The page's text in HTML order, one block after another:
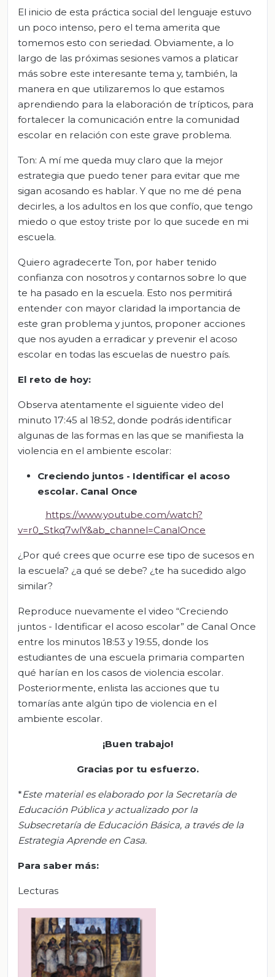
El inicio de esta práctica social del lenguaje estuvo
un poco intenso, pero el tema amerita que
tomemos esto con seriedad. Obviamente, a lo
largo de las próximas sesiones vamos a platicar
más sobre este interesante tema y, también, la
manera en que utilizaremos lo que estamos
aprendiendo para la elaboración de trípticos, para
fortalecer la comunicación entre la comunidad
escolar en relación con este grave problema.
Ton: A mí me queda muy claro que la mejor
estrategia que puedo tener para evitar que me
sigan acosando es hablar. Y que no me dé pena
decirles, a los adultos en los que confío, que tengo
miedo o que estoy triste por lo que sucede en mi
escuela.
Quiero agradecerte Ton, por haber tenido
confianza con nosotros y contarnos sobre lo que
te ha pasado en la escuela. Esto nos permitirá
entender con mayor claridad la importancia de
este gran problema y juntos, proponer acciones
que nos ayuden a erradicar y prevenir el acoso
escolar en todas las escuelas de nuestro país.
El reto de hoy:
Observa atentamente el siguiente video del
minuto 17:45 al 18:52, donde podrás identificar
algunas de las formas en las que se manifiesta la
violencia en el ambiente escolar:
Creciendo juntos - Identificar el acoso
escolar. Canal Once
https://www.youtube.com/watch?
v=r0_Stkq7wlY&ab_channel=CanalOnce
¿Por qué crees que ocurre ese tipo de sucesos en
la escuela? ¿a qué se debe? ¿te ha sucedido algo
similar?
Reproduce nuevamente el video “Creciendo
juntos - Identificar el acoso escolar” de Canal Once
entre los minutos 18:53 y 19:55, donde los
estudiantes de una escuela primaria comparten
qué harían en los casos de violencia escolar.
Posteriormente, enlista las acciones que tu
tomarías ante algún tipo de violencia en el
ambiente escolar.
¡Buen trabajo!
Gracias por tu esfuerzo.
*Este material es elaborado por la Secretaría de
Educación Pública y actualizado por la
Subsecretaría de Educación Básica, a través de la
Estrategia Aprende en Casa.
Para saber más:
Lecturas